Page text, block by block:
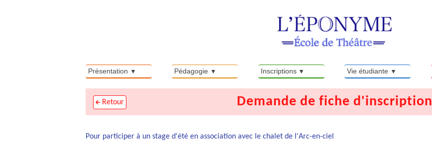
Présentation Pédagogie Inscriptions Vie étudiante
Demande de fiche d'inscription
Retour
Pour participer à un stage d'été en association avec le chalet de l'Arc-en-ciel